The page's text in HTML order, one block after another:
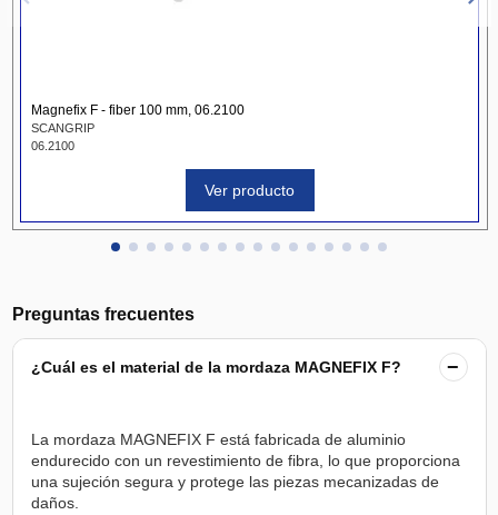
Magnefix F - fiber 100 mm, 06.2100
SCANGRIP
06.2100
Ver producto
Preguntas frecuentes
¿Cuál es el material de la mordaza MAGNEFIX F? −
La mordaza MAGNEFIX F está fabricada de aluminio
endurecido con un revestimiento de fibra, lo que proporciona
una sujeción segura y protege las piezas mecanizadas de